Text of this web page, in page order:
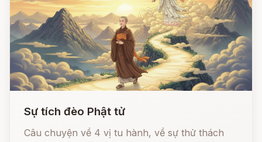
Sự tích đèo Phật tử
Câu chuyện về 4 vị tu hành, về sự thử thách